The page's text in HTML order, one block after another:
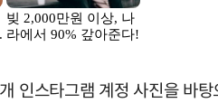
인스타그램 계정 사진을 바